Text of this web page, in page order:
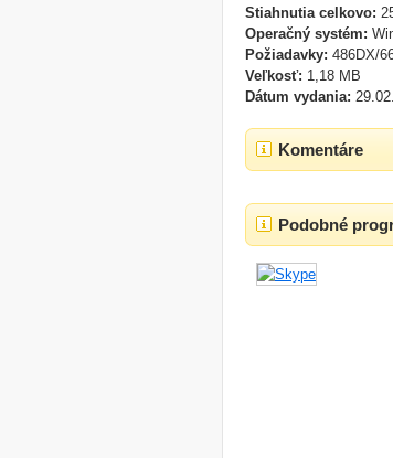
Stiahnutia celkovo:
Operačný systém:
Požiadavky: 486DX/
Veľkosť: 1,18 MB
Dátum vydania:
Komentáre
Podobné